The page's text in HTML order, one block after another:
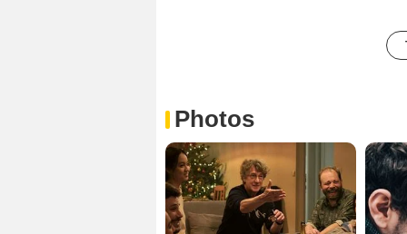
Photos